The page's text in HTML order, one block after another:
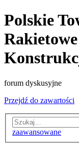
Polskie
forum dyskusyjne
Przejdź do zawartości
zaawansowane